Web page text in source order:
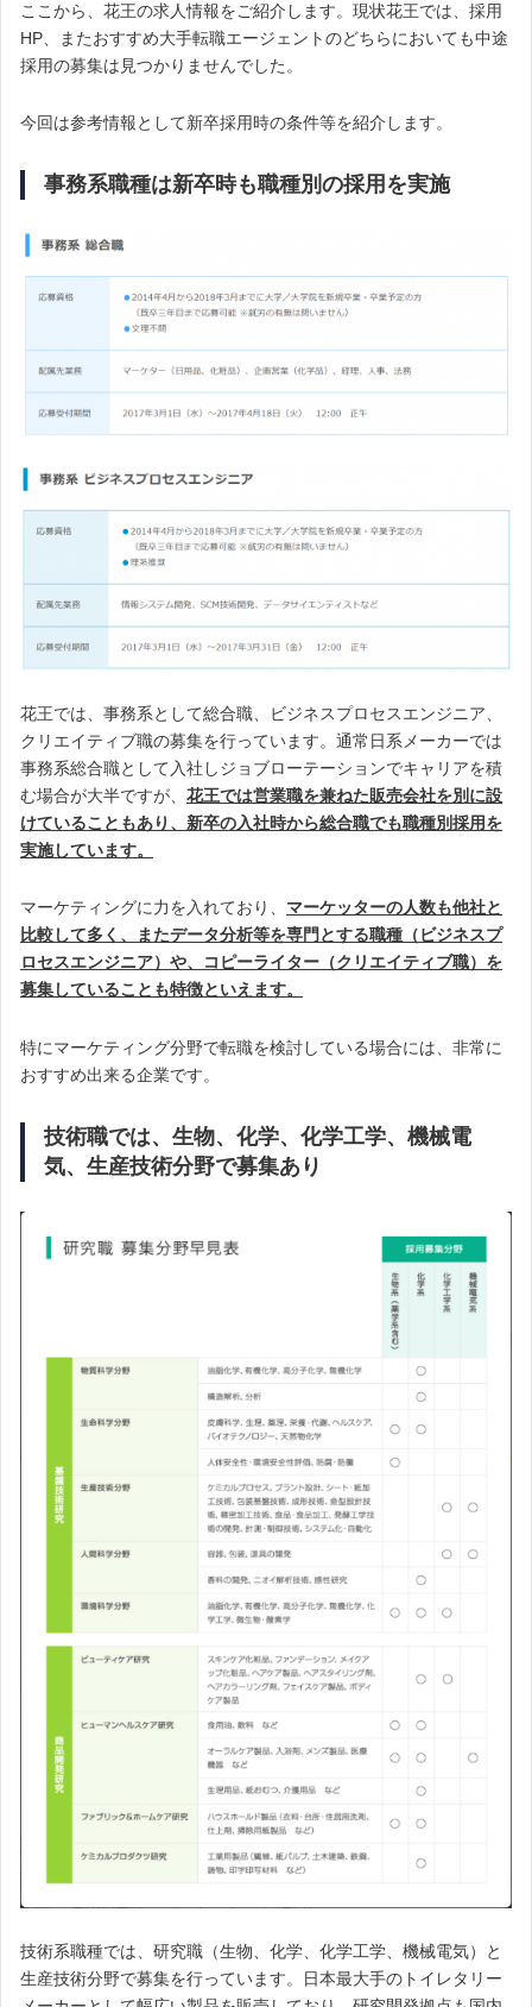
ここから、花王の求人情報をご紹介します。現状花王では、採用
HP、またおすすめ大手転職エージェントのどちらにおいても中途
採用の募集は見つかりませんでした。
今回は参考情報として新卒採用時の条件等を紹介します。
事務系職種は新卒時も職種別の採用を実施
花王では、事務系として総合職、ビジネスプロセスエンジニア、
クリエイティブ職の募集を行っています。通常日系メーカーでは
事務系総合職として入社しジョブローテーションでキャリアを積
む場合が大半ですが、 花王では営業職を兼ねた販売会社を別に設
けていることもあり、新卒の入社時から総合職でも職種別採用を
実施しています。
マーケティングに力を入れており、 マーケッターの人数も他社と
比較して多く、またデータ分析等を専門とする職種（ビジネスプ
ロセスエンジニア）や、コピーライター（クリエイティブ職）を
募集していることも特徴といえます。
特にマーケティング分野で転職を検討している場合には、非常に
おすすめ出来る企業です。
技術職では、生物、化学、化学工学、機械電
気、生産技術分野で募集あり
技術系職種では、研究職（生物、化学、化学工学、機械電気）と
生産技術分野で募集を行っています。日本最大手のトイレタリー